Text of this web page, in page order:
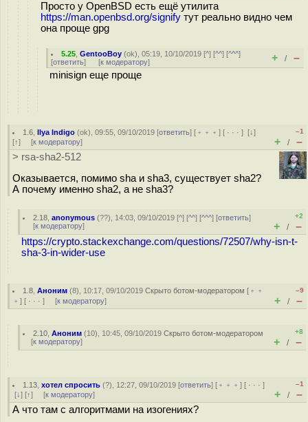
Просто у OpenBSD есть ещё утилита
https://man.openbsd.org/signify тут реально видно чем
она проще gpg
5.25 ,GentooBoy (ok), 05:19, 10/10/2019 [^] [^^] [^^^]
[ответить] [к модератору] + / –
minisign еще проще
1.6 ,Ilya Indigo (ok), 09:55, 09/10/2019 [ответить] [ ﹢﹢﹢] [ · · ·][↓]
[↑] [к модератору]
–1
+ / –
> rsa-sha2-512
Оказывается, помимо sha и sha3, существует sha2?
А почему именно sha2, а не sha3?
2.18 ,anonymous (??), 14:03, 09/10/2019 [^] [^^] [^^^] [ответить]
[к модератору]
+2
+ / –
https://crypto.stackexchange.com/questions/72507/why-isn-t-
sha-3-in-wider-use
1.8 ,Аноним (8), 10:17, 09/10/2019Скрыто ботом-модератором [ ﹢﹢
﹢ ] [ · · · ] [к модератору]
–9
+ / –
2.10 ,Аноним (10), 10:45, 09/10/2019Скрыто ботом-модератором
[к модератору]
+8
+ / –
1.13 ,хотел спросить (?), 12:27, 09/10/2019 [ответить] [ ﹢﹢﹢] [ · · ·]
[↓] [↑] [к модератору]
–1
+ / –
А что там с алгоритмами на изогениях?